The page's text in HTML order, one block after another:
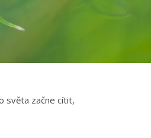
světa začne cítit,